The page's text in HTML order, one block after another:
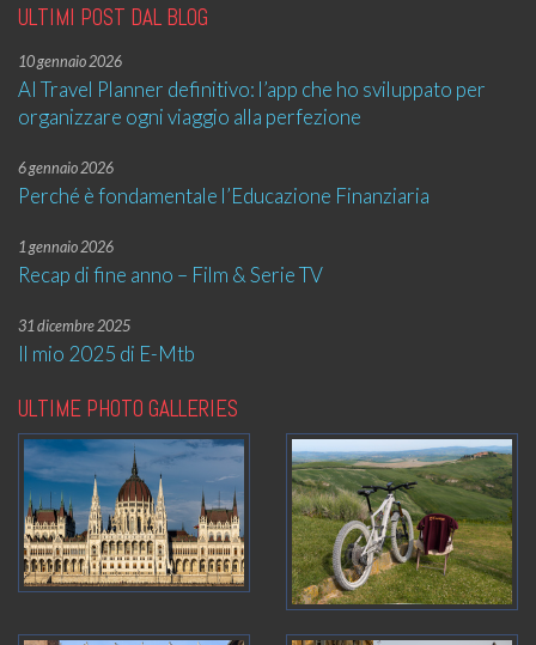
ULTIMI POST DAL BLOG
10 gennaio 2026
AI Travel Planner definitivo: l’app che ho sviluppato per
organizzare ogni viaggio alla perfezione
6 gennaio 2026
Perché è fondamentale l’Educazione Finanziaria
1 gennaio 2026
Recap di fine anno – Film & Serie TV
31 dicembre 2025
Il mio 2025 di E-Mtb
ULTIME PHOTO GALLERIES